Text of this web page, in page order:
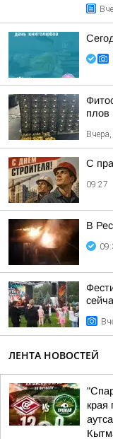
плов
С
09:27
В
ЛЕНТА НОВОСТЕЙ
края